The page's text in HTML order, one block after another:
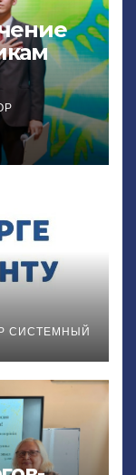
СИСТЕМНЫЙ